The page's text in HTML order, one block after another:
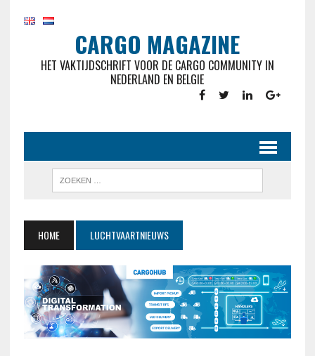
CARGO MAGAZINE
HET VAKTIJDSCHRIFT VOOR DE CARGO COMMUNITY IN
NEDERLAND EN BELGIE
HOME LUCHTVAARTNIEUWS